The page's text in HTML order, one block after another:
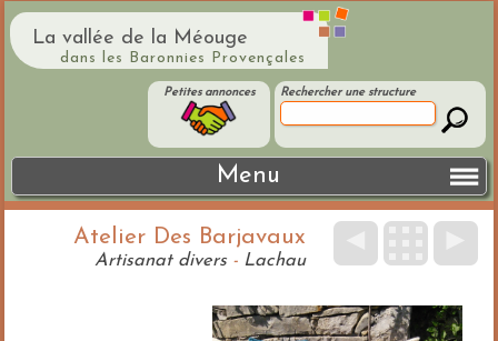
La vallée de la Méouge
dans les Baronnies Provençales
Rechercher une structure
Petites annonces
Menu
Atelier Des Barjavaux
Artisanat divers- Lachau